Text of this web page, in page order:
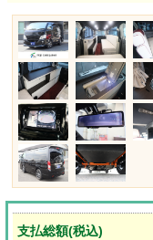
支払総額(税込)